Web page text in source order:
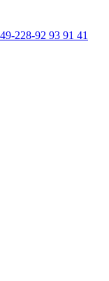
228-92 93 91 41